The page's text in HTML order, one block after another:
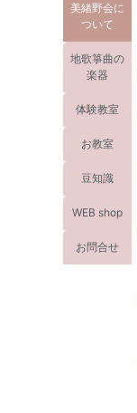
美緒野会に
ついて
地歌箏曲の
楽器
体験教室
お教室
豆知識
WEB shop
お問合せ